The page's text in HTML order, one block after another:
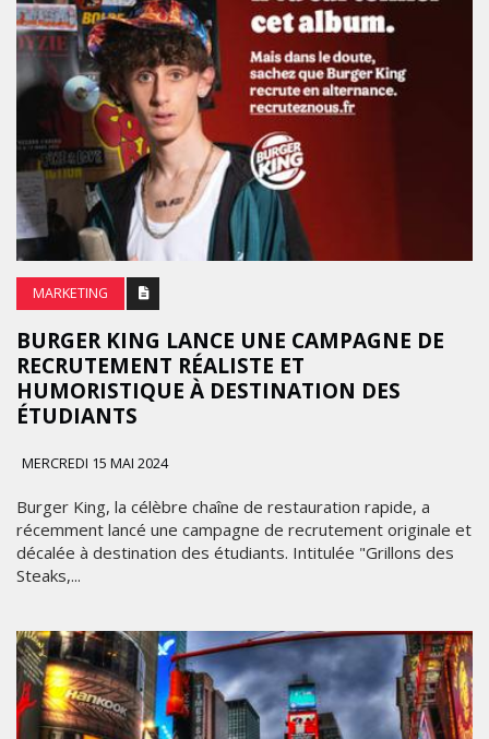
MARKETING
BURGER KING LANCE UNE CAMPAGNE DE
RECRUTEMENT RÉALISTE ET
HUMORISTIQUE À DESTINATION DES
ÉTUDIANTS
MERCREDI 15 MAI 2024
Burger King, la célèbre chaîne de restauration rapide, a
récemment lancé une campagne de recrutement originale et
décalée à destination des étudiants. Intitulée "Grillons des
Steaks,...